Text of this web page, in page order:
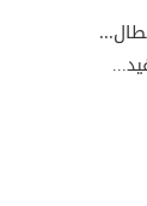
00:02:09